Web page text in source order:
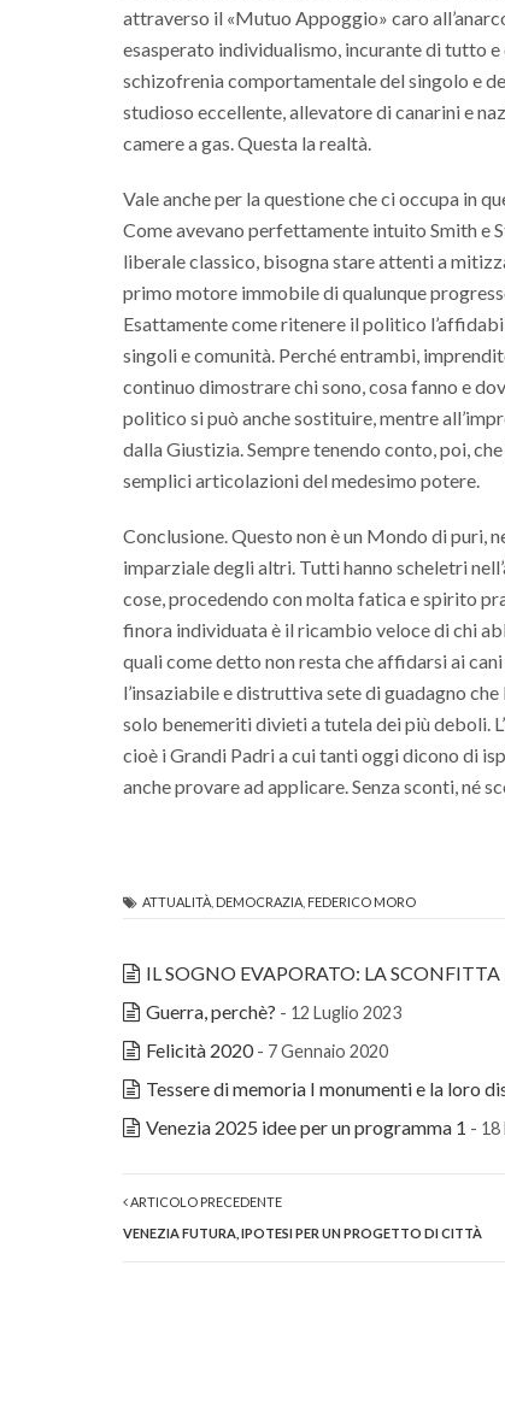
attraverso il «Mutuo Appoggio» caro
esasperato individualismo, incurante di tutto
schizofrenia comportamentale del singolo e
studioso eccellente, allevatore di canarini e
camere a gas. Questa la realtà.
Vale anche per la questione che ci occupa in
Come avevano perfettamente intuito Smith e
liberale classico, bisogna stare attenti a
primo motore immobile di qualunque
Esattamente come ritenere il politico
singoli e comunità. Perché entrambi,
continuo dimostrare chi sono, cosa fanno e
politico si può anche sostituire, mentre
dalla Giustizia. Sempre tenendo conto, poi,
semplici articolazioni del medesimo potere.
Conclusione. Questo non è un Mondo di puri,
imparziale degli altri. Tutti hanno scheletri
cose, procedendo con molta fatica e spirito
finora individuata è il ricambio veloce di chi
quali come detto non resta che affidarsi ai
l’insaziabile e distruttiva sete di guadagno
solo benemeriti divieti a tutela dei più deboli.
cioè i Grandi Padri a cui tanti oggi dicono di
anche provare ad applicare. Senza sconti, né
ATTUALITÀ DEMOCRAZIA FEDERICO MORO
IL SOGNO EVAPORATO: LA
Guerra, perchè? - 12 Luglio 2023
Felicità 2020 - 7 Gennaio 2020
Tessere di memoria I monumenti e la loro
Venezia 2025 idee per un programma 1 - 18
ARTICOLO PRECEDENTE
VENEZIA FUTURA, IPOTESI PER UN PROGETTO DI CITTÀ